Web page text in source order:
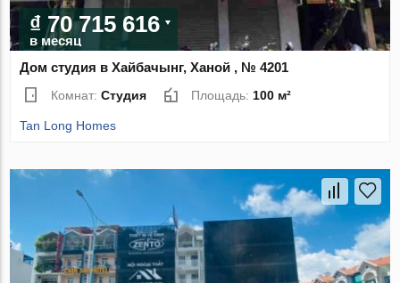
₫ 70 715 616
в месяц
Дом студия в Хайбачынг, Ханой , № 4201
Комнат:Студия Площадь:100 м²
Tan Long Homes